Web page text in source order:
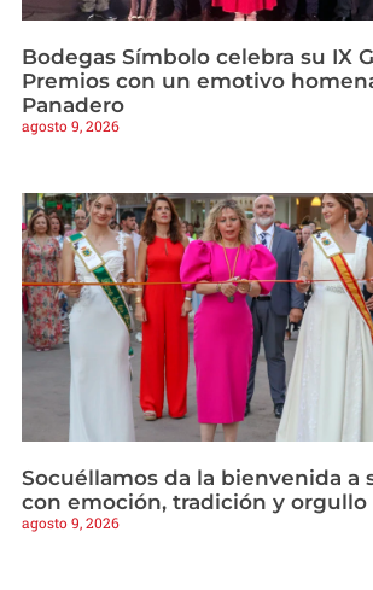
Bodegas Símbolo celebra su IX
Premios con un emotivo
Panadero
agosto 9, 2026
Socuéllamos da la bienvenida a
con emoción, tradición y orgullo
agosto 9, 2026